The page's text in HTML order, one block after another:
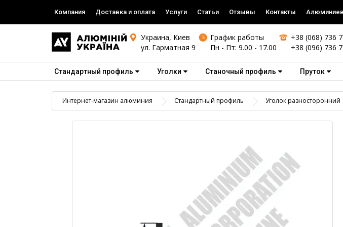
Компания Доставка и оплата Услуги Статьи Отзывы Контакты
Украина, Киев
ул. Гарматная 9
График работы
Пн - Пт: 9.00 - 17.00
+38 (068) 736
+38 (096) 736
Стандартный профиль Уголки Станочный профиль Пруток
Интернет-магазин алюминия Стандартный профиль Уголок разносторонний